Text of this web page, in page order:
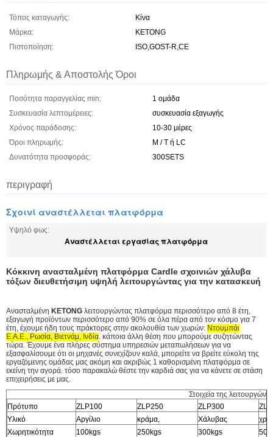
Τόπος καταγωγής:
Κίνα
Μάρκα:
KETONG
Πιστοποίηση:
ISO,GOST-R,CE
Πληρωμής & Αποστολής Όροι
Ποσότητα παραγγελίας min:
1 ομάδα
Συσκευασία λεπτομέρειες:
συσκευασία εξαγωγής
Χρόνος παράδοσης:
10-30 μέρες
Όροι πληρωμής:
Μ / Τ ή LC
Δυνατότητα προσφοράς:
300SETS
περιγραφή
Σχοινί αναστέλλεται πλατφόρμα
Υψηλό φως:
Αναστέλλεται εργασίας πλατφόρμα
Κόκκινη ανασταλμένη πλατφόρμα Cardle σχοινιών χάλυβα
τόξων διευθετήσιμη υψηλή λειτουργώντας για την κατασκευή
Ανασταλμένη KETONG λειτουργώντας πλατφόρμα περισσότερο από 8 έτη,
εξαγωγή προϊόντων περισσότερο από 90% σε όλα πέρα από τον κόσμο για 7
έτη, έχουμε ήδη τους πράκτορες στην ακολουθία των χωρών: Ντουμπάι
Ε.Α.Ε., Ρωσία, Βιετνάμ, Ινδία. κάποια άλλη θέση που μπορούμε συζητώντας
τώρα. Έχουμε ένα πλήρες σύστημα υπηρεσιών μεταπωλήσεων για να
εξασφαλίσουμε ότι οι μηχανές συνεχίζουν καλά, μπορείτε να βρείτε εύκολη της
εργαζόμενης ομάδας μας ακόμη και ακριβώς 1 καθορισμένη πλατφόρμα σε
εκείνη την αγορά. τόσο παρακαλώ θέστε την καρδιά σας για να κάνετε σε στάση
επιχειρήσεις με μας.
Στοιχεία της
Πρότυπο
ZLP100 ZLP250 ZLP300
Υλικό
Αργίλιο κράμα, Χάλυβας
Χωρητικότητα
100kgs 250kgs 300kgs